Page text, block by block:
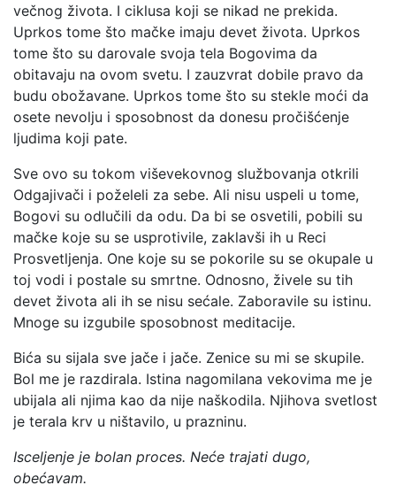
večnog života. I ciklusa koji se nikad ne prekida.
Uprkos tome što mačke imaju devet života. Uprkos
tome što su darovale svoja tela Bogovima da
obitavaju na ovom svetu. I zauzvrat dobile pravo da
budu obožavane. Uprkos tome što su stekle moći da
osete nevolju i sposobnost da donesu pročišćenje
ljudima koji pate.
Sve ovo su tokom viševekovnog službovanja otkrili
Odgajivači i poželeli za sebe. Ali nisu uspeli u tome,
Bogovi su odlučili da odu. Da bi se osvetili, pobili su
mačke koje su se usprotivile, zaklavši ih u Reci
Prosvetljenja. One koje su se pokorile su se okupale u
toj vodi i postale su smrtne. Odnosno, živele su tih
devet života ali ih se nisu sećale. Zaboravile su istinu.
Mnoge su izgubile sposobnost meditacije.
Bića su sijala sve jače i jače. Zenice su mi se skupile.
Bol me je razdirala. Istina nagomilana vekovima me je
ubijala ali njima kao da nije naškodila. Njihova svetlost
je terala krv u ništavilo, u prazninu.
Isceljenje je bolan proces. Neće trajati dugo,
obećavam.